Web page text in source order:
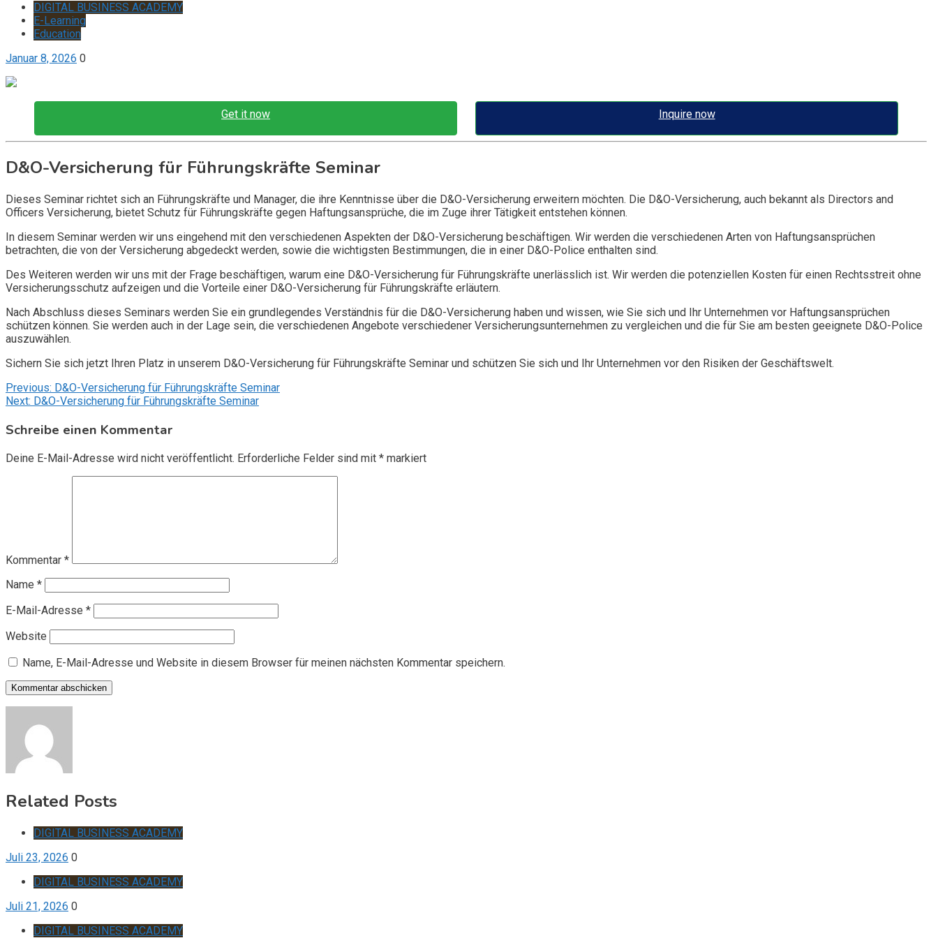
DIGITAL BUSINESS ACADEMY
E-Learning
Education
Januar 8, 2026 0
Get it now Inquire now
D&O-Versicherung für Führungskräfte Seminar
Dieses Seminar richtet sich an Führungskräfte und Manager, die ihre Kenntnisse über die D&O-Versicherung erweitern möchten. Die D&O-Versicherung, auch bekannt als Directors and
Officers Versicherung, bietet Schutz für Führungskräfte gegen Haftungsansprüche, die im Zuge ihrer Tätigkeit entstehen können.
In diesem Seminar werden wir uns eingehend mit den verschiedenen Aspekten der D&O-Versicherung beschäftigen. Wir werden die verschiedenen Arten von Haftungsansprüchen
betrachten, die von der Versicherung abgedeckt werden, sowie die wichtigsten Bestimmungen, die in einer D&O-Police enthalten sind.
Des Weiteren werden wir uns mit der Frage beschäftigen, warum eine D&O-Versicherung für Führungskräfte unerlässlich ist. Wir werden die potenziellen Kosten für einen Rechtsstreit ohne
Versicherungsschutz aufzeigen und die Vorteile einer D&O-Versicherung für Führungskräfte erläutern.
Nach Abschluss dieses Seminars werden Sie ein grundlegendes Verständnis für die D&O-Versicherung haben und wissen, wie Sie sich und Ihr Unternehmen vor Haftungsansprüchen
schützen können. Sie werden auch in der Lage sein, die verschiedenen Angebote verschiedener Versicherungsunternehmen zu vergleichen und die für Sie am besten geeignete D&O-Police
auszuwählen.
Sichern Sie sich jetzt Ihren Platz in unserem D&O-Versicherung für Führungskräfte Seminar und schützen Sie sich und Ihr Unternehmen vor den Risiken der Geschäftswelt.
Beitragsnavigation
Previous: D&O-Versicherung für Führungskräfte Seminar
Next: D&O-Versicherung für Führungskräfte Seminar
Schreibe einen Kommentar
Deine E-Mail-Adresse wird nicht veröffentlicht. Erforderliche Felder sind mit * markiert
Kommentar *
Name *
E-Mail-Adresse *
Website
Name, E-Mail-Adresse und Website in diesem Browser für meinen nächsten Kommentar speichern.
Related Posts
DIGITAL BUSINESS ACADEMY
Juli 23, 2026 0
DIGITAL BUSINESS ACADEMY
Juli 21, 2026 0
DIGITAL BUSINESS ACADEMY